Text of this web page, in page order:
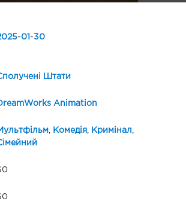
-01 -30
Штати
Animation
, Комедія, Кримінал